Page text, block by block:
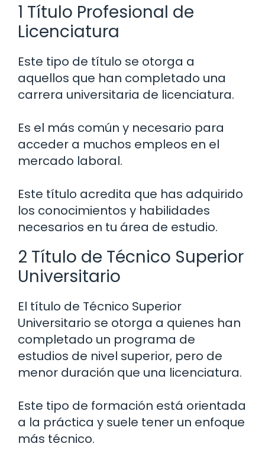
1 Título Profesional de
Licenciatura
Este tipo de título se otorga a
aquellos que han completado una
carrera universitaria de licenciatura.
Es el más común y necesario para
acceder a muchos empleos en el
mercado laboral.
Este título acredita que has adquirido
los conocimientos y habilidades
necesarios en tu área de estudio.
2 Título de Técnico Superior
Universitario
El título de Técnico Superior
Universitario se otorga a quienes han
completado un programa de
estudios de nivel superior, pero de
menor duración que una licenciatura.
Este tipo de formación está orientada
a la práctica y suele tener un enfoque
más técnico.